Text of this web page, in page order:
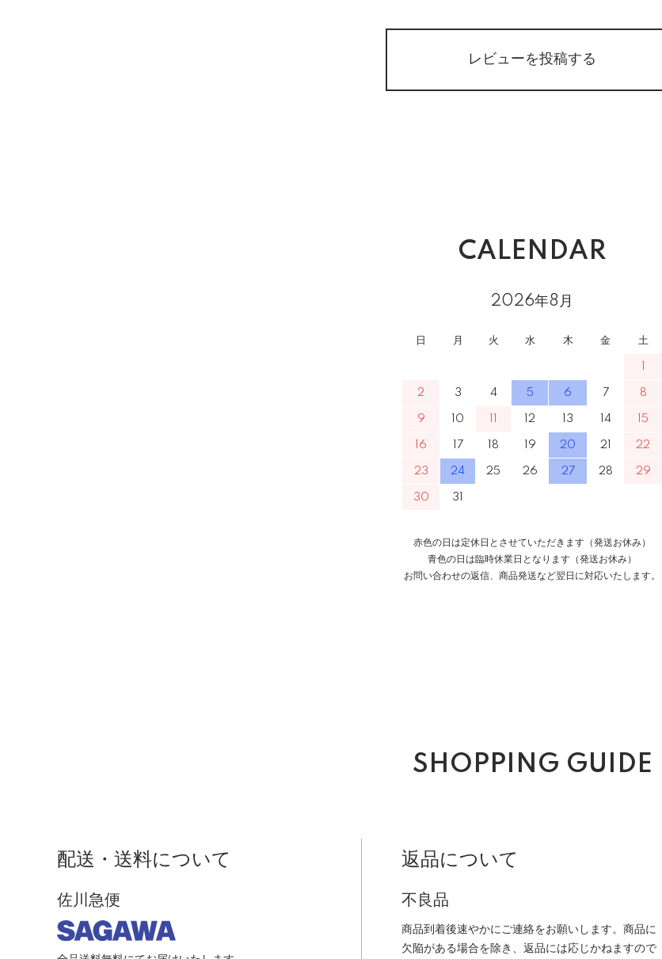
レビューを投稿する
CALENDAR
2026年8月
日 月 火 水 木 金 土
2 3 4 5 6 7 8
9 10 12 13 14 15
16 17 18 19 20 21 22
23 24 25 26 27 28 29
30 31
赤色の日は定休日とさせていただきます（発送お休み）
青色の日は臨時休業日となります（発送お休み）
お問い合わせの返信、商品発送など翌日に対応いたします。
SHOPPING GUIDE
配送・送料について
佐川急便
返品について
不良品
商品到着後速やかにご連絡をお願いします。商品に
欠陥がある場合を除き、返品には応じかねますので